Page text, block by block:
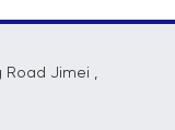
Road Jimei ,